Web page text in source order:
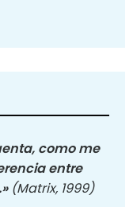
como me
entre
(Matrix, 1999)